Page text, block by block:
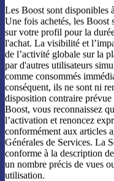
Les Boost sont disponibles
Une fois achetés, les Boost
sur votre profil pour la
l'achat. La visibilité et
de l’activité globale sur la
par d'autres utilisateurs
comme consommés
conséquent, ils ne sont ni
disposition contraire
Boost, vous reconnaissez
l’activation et renoncez
conformément aux articles
Générales de Services. La
conforme à la description
un nombre précis de vues
utilisation.